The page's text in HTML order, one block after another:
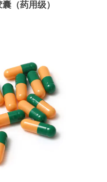
（药用级）